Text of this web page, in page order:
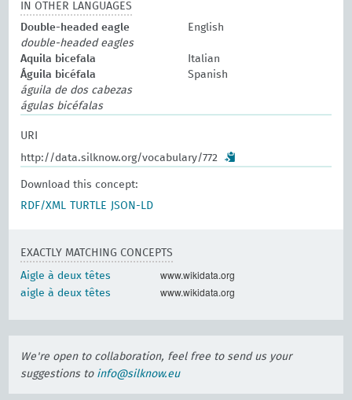
IN OTHER LANGUAGES
Double-headed eagle
English
double-headed eagles
Aquila bicefala
Italian
Águila bicéfala
Spanish
águila de dos cabezas
águlas bicéfalas
URI
http://data.silknow.org/vocabulary/772
Download this concept:
RDF/XML
TURTLE JSON-LD
EXACTLY MATCHING CONCEPTS
Aigle à deux têtes www.wikidata.org
aigle à deux têtes www.wikidata.org
We're open to collaboration, feel free to send us your
suggestions to info@silknow.eu